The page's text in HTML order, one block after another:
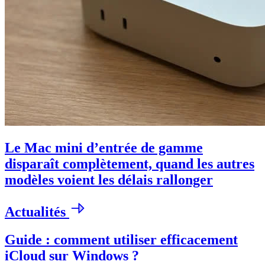
Le Mac mini d’entrée de gamme
disparaît complètement, quand les autres
modèles voient les délais rallonger
Actualités
Guide : comment utiliser efficacement
iCloud sur Windows ?